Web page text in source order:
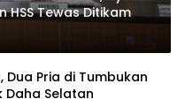
HSS Tewas Ditikam
Dua Pria di Tumbukan
Daha Selatan